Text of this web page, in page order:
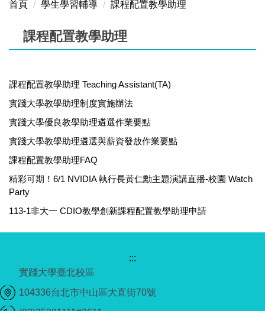
首頁 學生學習輔導 課程配置教學助理
課程配置教學助理
課程配置教學助理 Teaching Assistant(TA)
實踐大學教學助理制度實施辦法
實踐大學優良教學助理遴選作業要點
實踐大學教學助理遴選與薪資發放作業要點
課程配置教學助理FAQ
精彩可期！6/1 NVIDIA 執行長黃仁勳主題演講直播-校園 Watch
Party
113-1非大一 CDIO教學創新課程配置教學助理申請
:::
實踐大學臺北校區
104336台北市中山區大直街70號